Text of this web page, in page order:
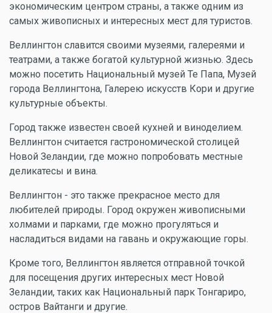
экономическим центром страны, а также одним из
самых живописных и интересных мест для туристов.
Веллингтон славится своими музеями, галереями и
театрами, а также богатой культурной жизнью. Здесь
можно посетить Национальный музей Те Папа, Музей
города Веллингтона, Галерею искусств Кори и другие
культурные объекты.
Город также известен своей кухней и виноделием.
Веллингтон считается гастрономической столицей
Новой Зеландии, где можно попробовать местные
деликатесы и вина.
Веллингтон - это также прекрасное место для
любителей природы. Город окружен живописными
холмами и парками, где можно прогуляться и
насладиться видами на гавань и окружающие горы.
Кроме того, Веллингтон является отправной точкой
для посещения других интересных мест Новой
Зеландии, таких как Национальный парк Тонгариро,
остров Вайтанги и другие.